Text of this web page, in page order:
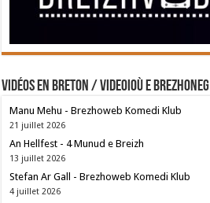
Vidéos en breton / Videoioù e brezhoneg
Manu Mehu - Brezhoweb Komedi Klub
21 juillet 2026
An Hellfest - 4 Munud e Breizh
13 juillet 2026
Stefan Ar Gall - Brezhoweb Komedi Klub
4 juillet 2026